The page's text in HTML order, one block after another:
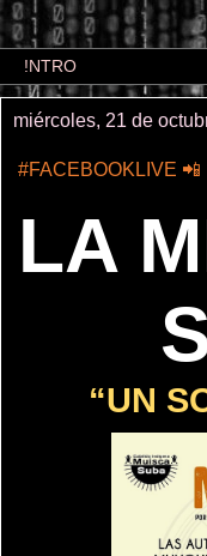
miércoles, 21 de
#FACEBOOKLIVE 📲
LA
“UN